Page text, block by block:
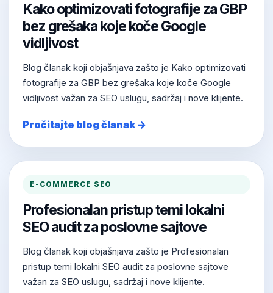
Kako optimizovati fotografije za GBP
bez grešaka koje koče Google
vidljivost
Blog članak koji objašnjava zašto je Kako optimizovati
fotografije za GBP bez grešaka koje koče Google
vidljivost važan za SEO uslugu, sadržaj i nove klijente.
Pročitajte blog članak →
E-COMMERCE SEO
Profesionalan pristup temi lokalni
SEO audit za poslovne sajtove
Blog članak koji objašnjava zašto je Profesionalan
pristup temi lokalni SEO audit za poslovne sajtove
važan za SEO uslugu, sadržaj i nove klijente.